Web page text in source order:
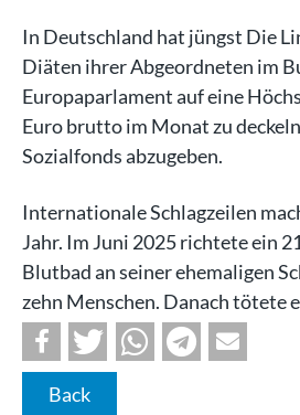
In Deutschland hat jüngst Die
Diäten ihrer Abgeordneten im
Europaparlament auf eine
Euro brutto im Monat zu
Sozialfonds abzugeben.
Internationale Schlagzeilen
Jahr. Im Juni 2025 richtete ein
Blutbad an seiner ehemaligen
zehn Menschen. Danach tötete
Back